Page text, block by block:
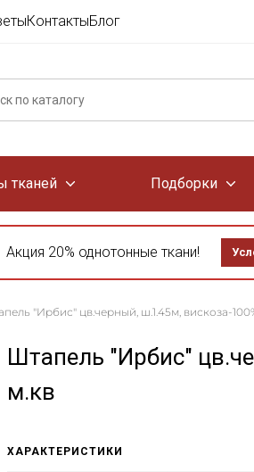
КонтактыБлог
тканей Подборки
Акция 20% однотонные ткани!
"Ирбис" цв.черный, ш.1.45м, вискоза-
Штапель "Ирбис"
м.кв
ХАРАКТЕРИСТИКИ